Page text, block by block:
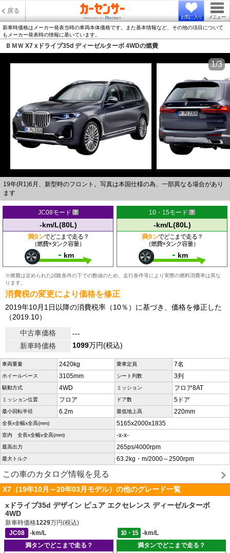
戻る
お気に入り メニュー
新車時価格はメーカー発表当時の車両本体価格です。また基本情報など、その他の項目について
もメーカー発表時の情報に基いています。
ＢＭＷ X7 xドライブ35d ディーゼルターボ 4WDの燃費
19年(R1)6月、新型時のフロント。写真は本国仕様の為、一部異なる場合があり
ます
1/3
JC08モード
-km/L(80L)
満タンでどこまで走る？
（燃費×タンク容量）
- km
10・15モード
-km/L(80L)
満タンでどこまで走る？
（燃費×タンク容量）
- km
※燃費は定められた試験条件の下での数値のため、走行条件等により実際の燃料消費率は異な
ります。
消費税の変更により価格を修正
2019年10月1日以降の消費税率（10％）に基づき、価格を修正した
（2019.10）
中古車価格
---
新車時価格
1099万円(税込)
車両重量 2420kg 乗車定員 7名
ホイールベース 3105mm シート列数 3列
駆動方式 4WD ミッション フロア8AT
ミッション位置 フロア ドア数 5ドア
最小回転半径 6.2m 最低地上高 220mm
全長x全幅x全高(mm) 5165x2000x1835
室内 全長x全幅x全高(mm) -x-x-
最高出力 265ps/4000rpm
最大トルク 63.2kg・m/2000～2500rpm
この車のカタログ情報を見る
X7（19年10月～20年03月モデル）の他のグレード一覧
xドライブ35d デザイン ピュア エクセレンス ディーゼルターボ
4WD
新車時価格1229万円(税込)
JC08
-km/L 10・15
-km/L
満タンでどこまで走る？
満タンでどこまで走る？